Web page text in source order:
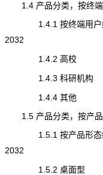
1.4 产品分类，按终端
1.4.1 按终端用户细分
2032
1.4.2 高校
1.4.3 科研机构
1.4.4 其他
1.5 产品分类，按产品
1.5.1 按产品形态细
2032
1.5.2 桌面型